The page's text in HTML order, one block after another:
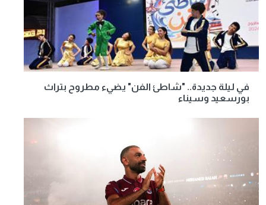
في ليلة جديدة.. "شاطئ الفن" يضيء مطروح بتراث
بورسعيد وسيناء